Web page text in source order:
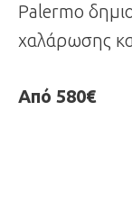
Palermo
χαλάρωσης
Από 580€